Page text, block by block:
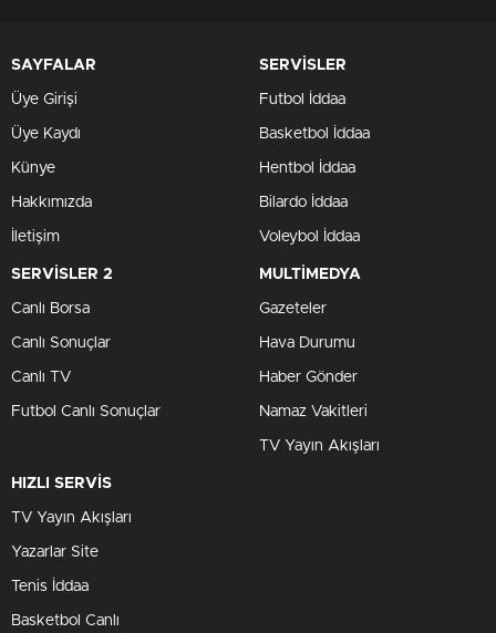
SAYFALAR
Üye Girişi
Üye Kaydı
Künye
Hakkımızda
İletişim
SERVİSLER
Futbol İddaa
Basketbol İddaa
Hentbol İddaa
Bilardo İddaa
Voleybol İddaa
SERVİSLER 2
Canlı Borsa
Canlı Sonuçlar
Canlı TV
Futbol Canlı Sonuçlar
MULTİMEDYA
Gazeteler
Hava Durumu
Haber Gönder
Namaz Vakitleri
TV Yayın Akışları
HIZLI SERVİS
TV Yayın Akışları
Yazarlar Site
Tenis İddaa
Basketbol Canlı